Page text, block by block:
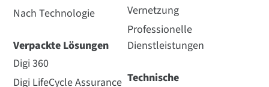
Nach Technologie
Verpackte Lösungen
Digi 360
Digi LifeCycle Assurance
Vernetzung
Professionelle
Dienstleistungen
Technische